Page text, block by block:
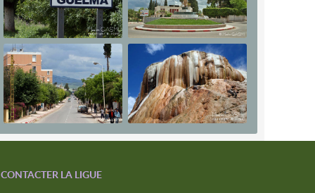
CONTACTER LA LIGUE